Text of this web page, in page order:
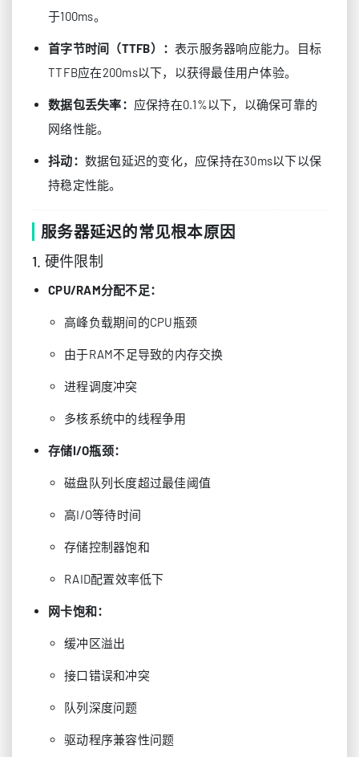
于100ms。
首字节时间（TTFB）： 表示服务器响应能力。目标
TTFB应在200ms以下，以获得最佳用户体验。
数据包丢失率： 应保持在0.1%以下，以确保可靠的
网络性能。
抖动： 数据包延迟的变化，应保持在30ms以下以保
持稳定性能。
服务器延迟的常见根本原因
1. 硬件限制
CPU/RAM分配不足：
高峰负载期间的CPU瓶颈
由于RAM不足导致的内存交换
进程调度冲突
多核系统中的线程争用
存储I/O瓶颈：
磁盘队列长度超过最佳阈值
高I/O等待时间
存储控制器饱和
RAID配置效率低下
网卡饱和：
缓冲区溢出
接口错误和冲突
队列深度问题
驱动程序兼容性问题